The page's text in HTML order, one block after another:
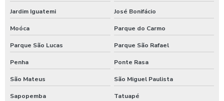
Jardim Iguatemi José Bonifácio
Moóca Parque do Carmo
Parque São Lucas Parque São Rafael
Penha Ponte Rasa
São Mateus São Miguel Paulista
Sapopemba Tatuapé